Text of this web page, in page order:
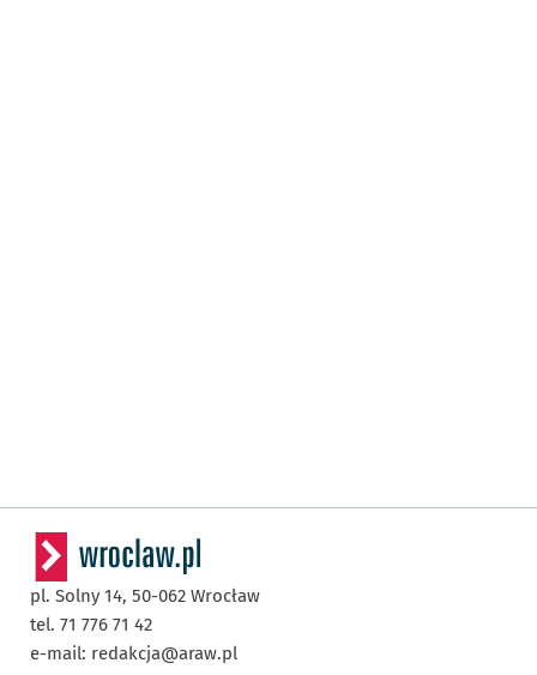
pl. Solny 14, 50-062 Wrocław
tel. 71 776 71 42
e-mail: redakcja@araw.pl